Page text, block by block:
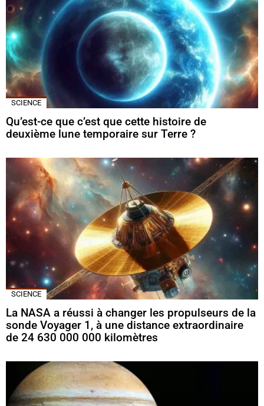
SCIENCE
Qu’est-ce que c’est que cette histoire de
deuxième lune temporaire sur Terre ?
SCIENCE
La NASA a réussi à changer les propulseurs de la
sonde Voyager 1, à une distance extraordinaire
de 24 630 000 000 kilomètres